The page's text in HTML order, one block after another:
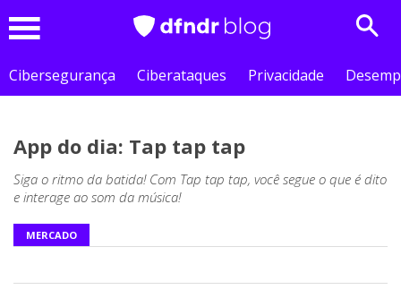
Cibersegurança
Ciberataques Privacidade
App do dia: Tap tap tap
Siga o ritmo da batida! Com Tap tap tap, você segue o que é dito
e interage ao som da música!
MERCADO